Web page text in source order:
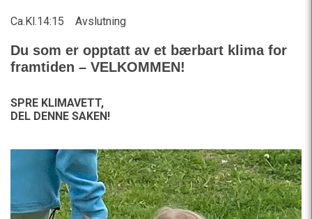
Ca.Kl.14:15 Avslutning
Du som er opptatt av et bærbart klima for
framtiden – VELKOMMEN!
SPRE KLIMAVETT,
DEL DENNE SAKEN!